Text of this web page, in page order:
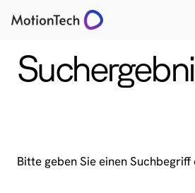
Bitte geben Sie einen Suchbegriff